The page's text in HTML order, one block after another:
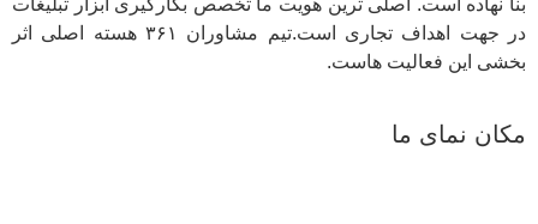
در جهت اهداف تجاری است.تیم مشاوران ۳۶۱ هسته اصلی اثر
بخشی این فعالیت هاست.
مکان نمای ما